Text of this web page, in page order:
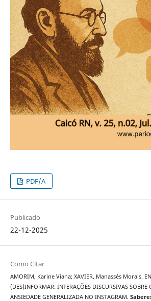
PDF/A
Publicado
22-12-2025
Como Citar
AMORIM, Karine Viana; XAVIER, Manassés Morais.
(DES)INFORMAR: INTERAÇÕES DISCURSIVAS SOBRE
ANSIEDADE GENERALIZADA NO INSTAGRAM.